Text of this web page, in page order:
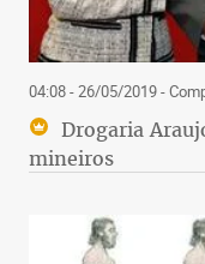
04:08 - 26/05/2019-
Drogaria
mineiros